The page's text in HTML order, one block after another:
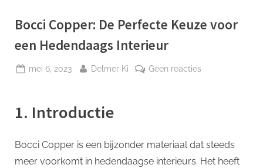
Bocci Copper: De Perfecte Keuze voor
een Hedendaags Interieur
Geplaatst
mei 6, 2023 Door
Delmer Ki Geen reactiesop
voor
een
1. Introductie
Bocci Copper is een bijzonder materiaal dat steeds
meer voorkomt in hedendaagse interieurs. Het heeft